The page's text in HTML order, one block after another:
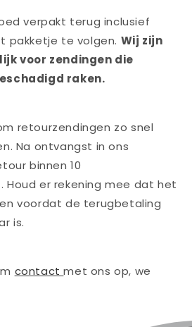
verpakt terug inclusief
pakketje te volgen. Wij zijn
voor zendingen die
raken.
retourzendingen zo snel
Na ontvangst in ons
binnen10
Houd er rekening mee dat het
voordat de terugbetaling
is.
contactmet ons op, we